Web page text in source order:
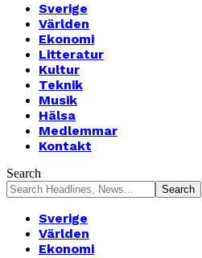
Sverige
Världen
Ekonomi
Litteratur
Kultur
Teknik
Musik
Hälsa
Medlemmar
Kontakt
Search
Sverige
Världen
Ekonomi